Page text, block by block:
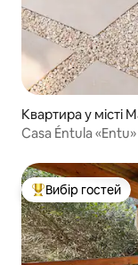
Квартира у місті
Casa Éntula
Топ вибір гостей
Вибір гостей